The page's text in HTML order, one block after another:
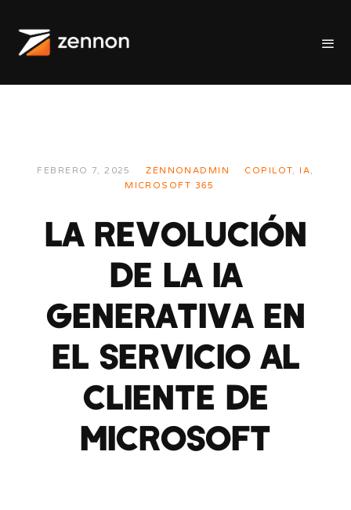
FEBRERO 7, 2025 ZENNONADMIN COPILOT, IA,
MICROSOFT 365
LA REVOLUCIÓN
DE LA IA
GENERATIVA EN
EL SERVICIO AL
CLIENTE DE
MICROSOFT